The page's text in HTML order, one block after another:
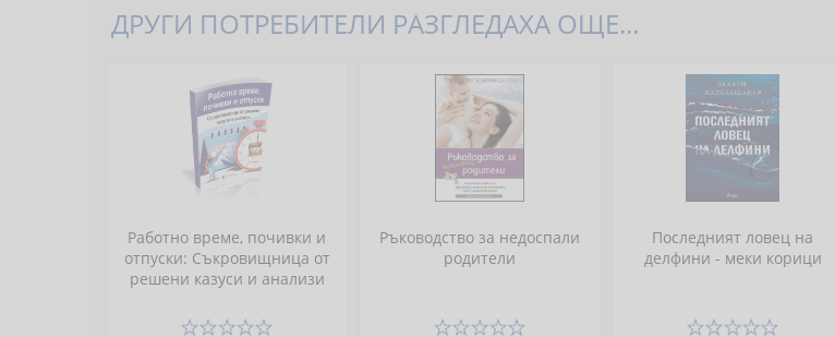
ДРУГИ ПОТРЕБИТЕЛИ РАЗГЛЕДАХА ОЩЕ...
Работно време, почивки и
отпуски: Съкровищница от
решени казуси и анализи
Ръководство за недоспали
родители
Последният ловец на
делфини - меки корици